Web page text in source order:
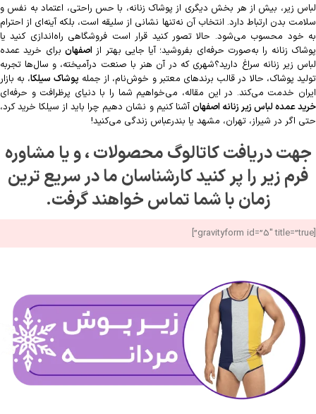
لباس زیر، بیش از هر بخش دیگری از پوشاک زنانه، با حس راحتی، اعتماد به نفس و
سلامت بدن ارتباط دارد. انتخاب آن نه‌تنها نشانی از سلیقه است، بلکه آینه‌ای از احترام
به خود محسوب می‌شود. حالا تصور کنید قرار است فروشگاهی راه‌اندازی کنید یا
پوشاک زنانه را به‌صورت حرفه‌ای بفروشید؛ آیا جایی بهتر از اصفهان برای خرید عمده
لباس زیر زنانه سراغ دارید؟شهری که در آن هنر با صنعت درآمیخته، و سال‌ها تجربه
تولید پوشاک، حالا در قالب برندهای معتبر و خوش‌نام، از جمله پوشاک سیلکا، به بازار
ایران خدمت می‌کند. در این مقاله، می‌خواهیم شما را با دنیای پرظرافت و حرفه‌ای
خرید عمده لباس زیر زنانه اصفهان آشنا کنیم و نشان دهیم چرا باید از سیلکا خرید کرد،
حتی اگر در شیراز، تهران، مشهد یا بندرعباس زندگی می‌کنید!
جهت دریافت کاتالوگ محصولات ، و یا مشاوره
فرم زیر را پر کنید کارشناسان ما در سریع ترین
زمان با شما تماس خواهند گرفت.
[gravityform id=”5″ title=”true”]